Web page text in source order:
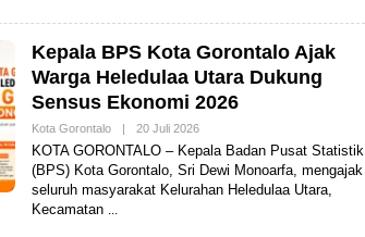
Kepala BPS Kota Gorontalo Ajak
Warga Heledulaa Utara Dukung
Sensus Ekonomi 2026
Kota Gorontalo | 20 Juli 2026O
E
H
A
KOTA GORONTALO – Kepala Badan Pusat Statistik
(BPS) Kota Gorontalo, Sri Dewi Monoarfa, mengajak
seluruh masyarakat Kelurahan Heledulaa Utara,
Kecamatan